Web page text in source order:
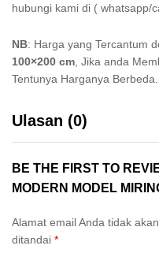
hubungi kami di ( whatsapp/
NB: Harga yang Tercantum
100×200 cm , Jika anda
Tentunya Harganya Berbeda.
Ulasan (0)
BE THE FIRST TO
MODERN MODEL
Alamat email Anda tidak
ditandai *